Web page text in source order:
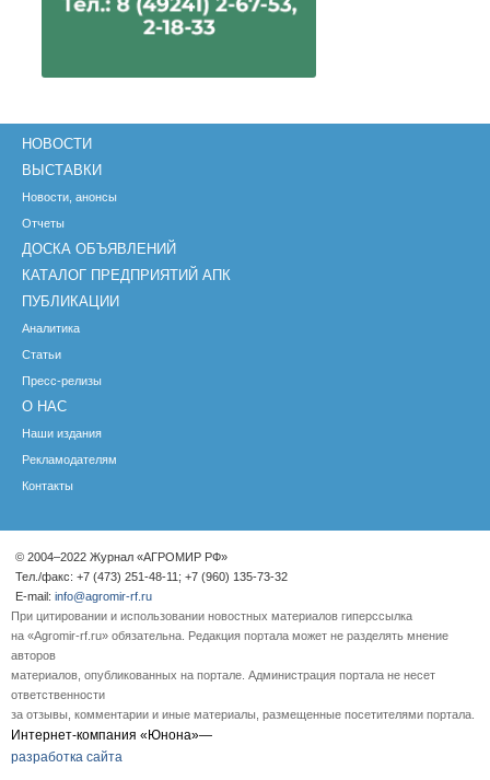
НОВОСТИ
ВЫСТАВКИ
Новости, анонсы
Отчеты
ДОСКА ОБЪЯВЛЕНИЙ
КАТАЛОГ ПРЕДПРИЯТИЙ АПК
ПУБЛИКАЦИИ
Аналитика
Статьи
Пресс-релизы
О НАС
Наши издания
Рекламодателям
Контакты
© 2004–2022 Журнал «АГРОМИР РФ»
Тел./факс: +7 (473) 251-48-11; +7 (960) 135-73-32
E-mail: info@agromir-rf.ru
При цитировании и использовании новостных материалов гиперссылка
на «Agromir-rf.ru» обязательна. Редакция портала может не разделять мнение
авторов
материалов, опубликованных на портале. Администрация портала не несет
ответственности
за отзывы, комментарии и иные материалы, размещенные посетителями портала.
Интернет-компания «Юнона»—
разработка сайта